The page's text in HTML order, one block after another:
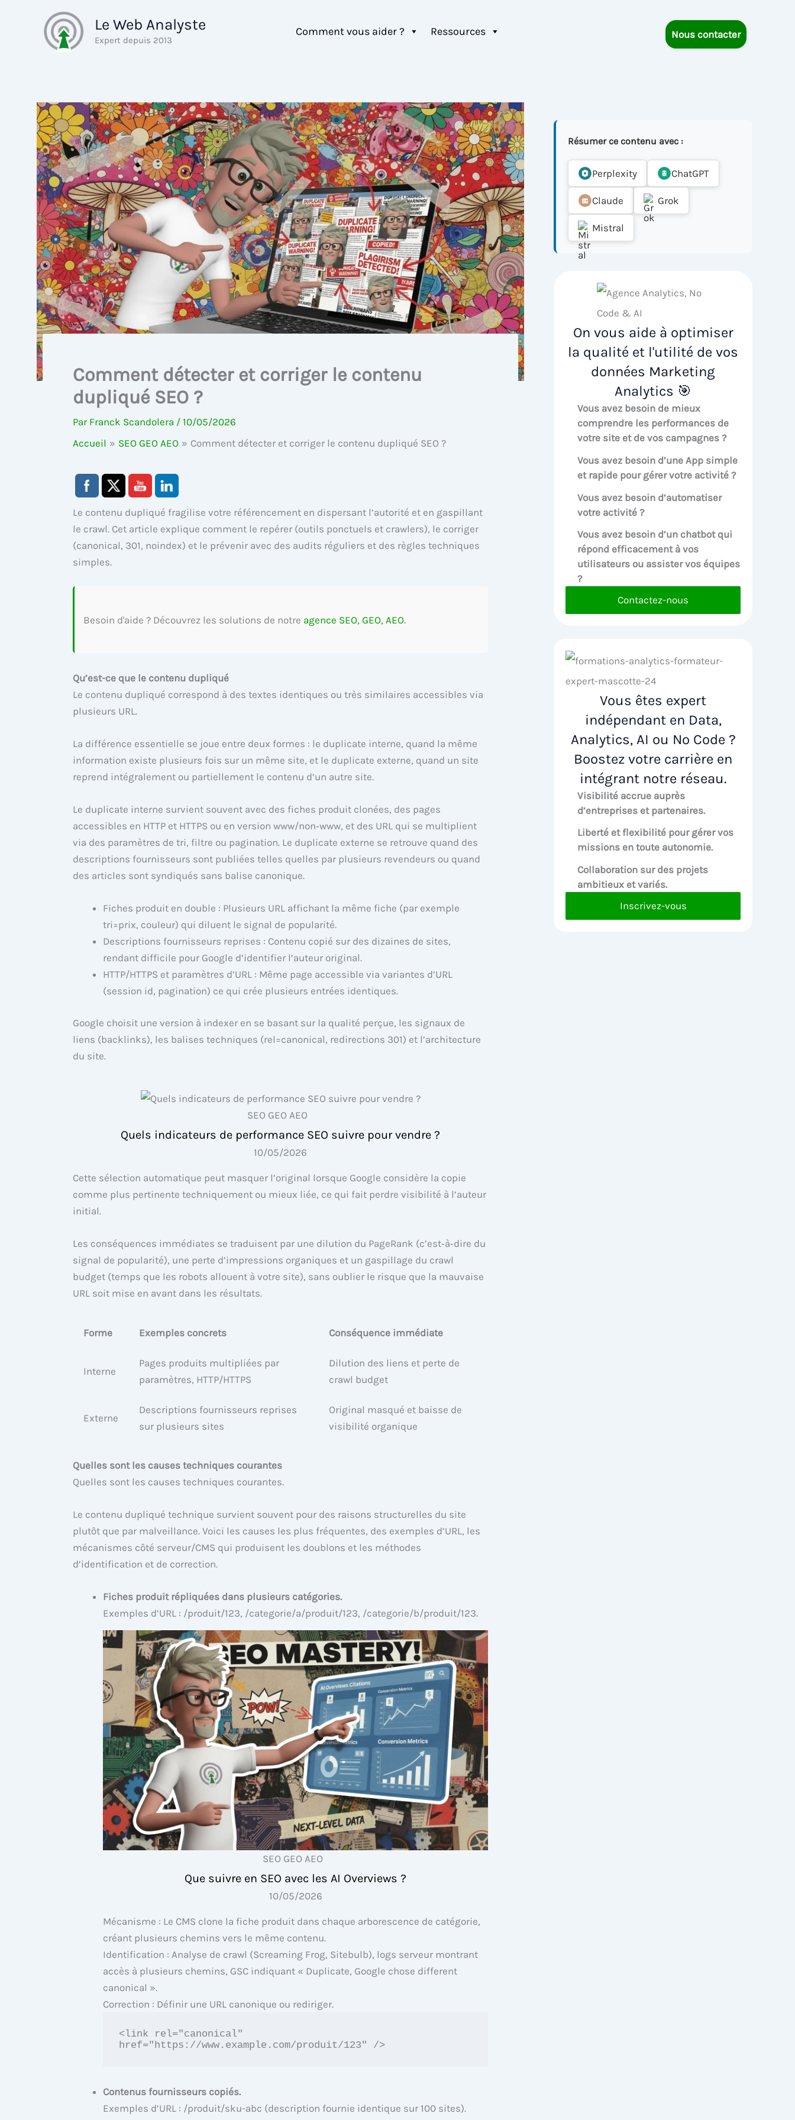
Le Web Analyste
Expert depuis 2013
Comment vous aider ? Ressources Nous contacter
Comment détecter et corriger le contenu
dupliqué SEO ?
Par Franck Scandolera / 10/05/2026
Accueil
SEO GEO AEO Comment détecter et corriger le contenu dupliqué SEO ?
Le contenu dupliqué fragilise votre référencement en dispersant l’autorité et en gaspillant
le crawl. Cet article explique comment le repérer (outils ponctuels et crawlers), le corriger
(canonical, 301, noindex) et le prévenir avec des audits réguliers et des règles techniques
simples.
Besoin d'aide ? Découvrez les solutions de notre agence SEO, GEO, AEO.
Qu’est-ce que le contenu dupliqué
Le contenu dupliqué correspond à des textes identiques ou très similaires accessibles via
plusieurs URL.
La différence essentielle se joue entre deux formes : le duplicate interne, quand la même
information existe plusieurs fois sur un même site, et le duplicate externe, quand un site
reprend intégralement ou partiellement le contenu d’un autre site.
Le duplicate interne survient souvent avec des fiches produit clonées, des pages
accessibles en HTTP et HTTPS ou en version www/non‑www, et des URL qui se multiplient
via des paramètres de tri, filtre ou pagination. Le duplicate externe se retrouve quand des
descriptions fournisseurs sont publiées telles quelles par plusieurs revendeurs ou quand
des articles sont syndiqués sans balise canonique.
Fiches produit en double : Plusieurs URL affichant la même fiche (par exemple
tri=prix, couleur) qui diluent le signal de popularité.
Descriptions fournisseurs reprises : Contenu copié sur des dizaines de sites,
rendant difficile pour Google d’identifier l’auteur original.
HTTP/HTTPS et paramètres d’URL : Même page accessible via variantes d’URL
(session id, pagination) ce qui crée plusieurs entrées identiques.
Google choisit une version à indexer en se basant sur la qualité perçue, les signaux de
liens (backlinks), les balises techniques (rel=canonical, redirections 301) et l’architecture
du site.
SEO GEO AEO
Quels indicateurs de performance SEO suivre pour vendre ?
10/05/2026
Cette sélection automatique peut masquer l’original lorsque Google considère la copie
comme plus pertinente techniquement ou mieux liée, ce qui fait perdre visibilité à l’auteur
initial.
Les conséquences immédiates se traduisent par une dilution du PageRank (c’est‑à‑dire du
signal de popularité), une perte d’impressions organiques et un gaspillage du crawl
budget (temps que les robots allouent à votre site), sans oublier le risque que la mauvaise
URL soit mise en avant dans les résultats.
Forme Exemples concrets Conséquence immédiate
Interne
Pages produits multipliées par
paramètres, HTTP/HTTPS
Dilution des liens et perte de
crawl budget
Externe
Descriptions fournisseurs reprises
sur plusieurs sites
Original masqué et baisse de
visibilité organique
Quelles sont les causes techniques courantes
Quelles sont les causes techniques courantes.
Le contenu dupliqué technique survient souvent pour des raisons structurelles du site
plutôt que par malveillance. Voici les causes les plus fréquentes, des exemples d’URL, les
mécanismes côté serveur/CMS qui produisent les doublons et les méthodes
d’identification et de correction.
Fiches produit répliquées dans plusieurs catégories.
Exemples d’URL : /produit/123, /categorie/a/produit/123, /categorie/b/produit/123.
SEO GEO AEO
Que suivre en SEO avec les AI Overviews ?
10/05/2026
Mécanisme : Le CMS clone la fiche produit dans chaque arborescence de catégorie,
créant plusieurs chemins vers le même contenu.
Identification : Analyse de crawl (Screaming Frog, Sitebulb), logs serveur montrant
accès à plusieurs chemins, GSC indiquant « Duplicate, Google chose different
canonical ».
Correction : Définir une URL canonique ou rediriger.
<link rel="canonical"
href="https://www.example.com/produit/123" />
Contenus fournisseurs copiés.
Exemples d’URL : /produit/sku-abc (description fournie identique sur 100 sites).
Résumer ce contenu avec :
Perplexity ChatGPT
Claude Grok
Mistral
On vous aide à optimiser
la qualité et l'utilité de vos
données Marketing
Analytics 🎯
Vous avez besoin de mieux
comprendre les performances de
votre site et de vos campagnes ?
Vous avez besoin d’une App simple
et rapide pour gérer votre activité ?
Vous avez besoin d’automatiser
votre activité ?
Vous avez besoin d’un chatbot qui
répond efficacement à vos
utilisateurs ou assister vos équipes
?
Contactez-nous
Vous êtes expert
indépendant en Data,
Analytics, AI ou No Code ?
Boostez votre carrière en
intégrant notre réseau.
Visibilité accrue auprès
d’entreprises et partenaires.
Liberté et flexibilité pour gérer vos
missions en toute autonomie.
Collaboration sur des projets
ambitieux et variés.
Inscrivez-vous